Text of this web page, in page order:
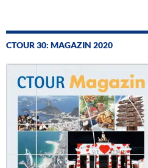
CTOUR 30: MAGAZIN 2020